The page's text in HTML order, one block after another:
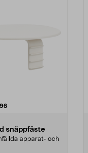
recensioner
snäppfäste
apparat- och
5 stjärnor